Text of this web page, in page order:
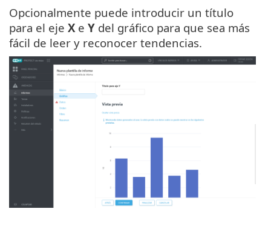
Opcionalmente puede introducir un título
para el eje Xe Y del gráfico para que sea más
fácil de leer y reconocer tendencias.